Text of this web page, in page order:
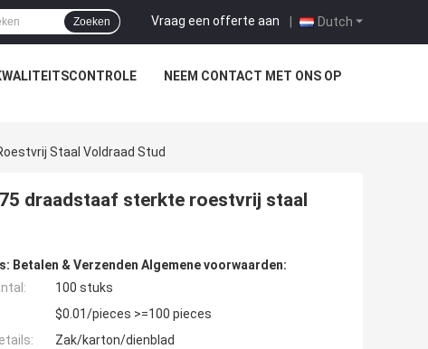
Dutch
Vraag een offerte aan |
Zoeken
NEEM CONTACT MET ONS OP
Staal Voldraad Stud
draadstaaf sterkte roestvrij staal
Betalen & Verzenden Algemene voorwaarden:
100 stuks
$0.01/pieces >=100 pieces
Zak/karton/dienblad